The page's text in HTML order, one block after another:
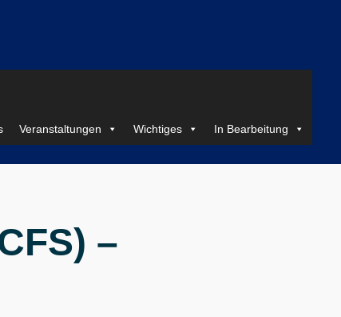
Veranstaltungen Wichtiges In Bearbeitung
–